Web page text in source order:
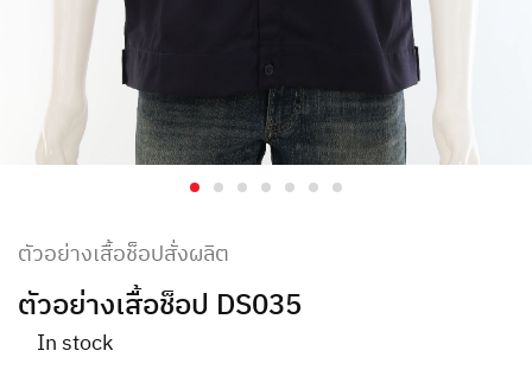
ตัวอย่างเสื้อช็อปสั่งผลิต
ตัวอย่างเสื้อช็อป DS035
In stock